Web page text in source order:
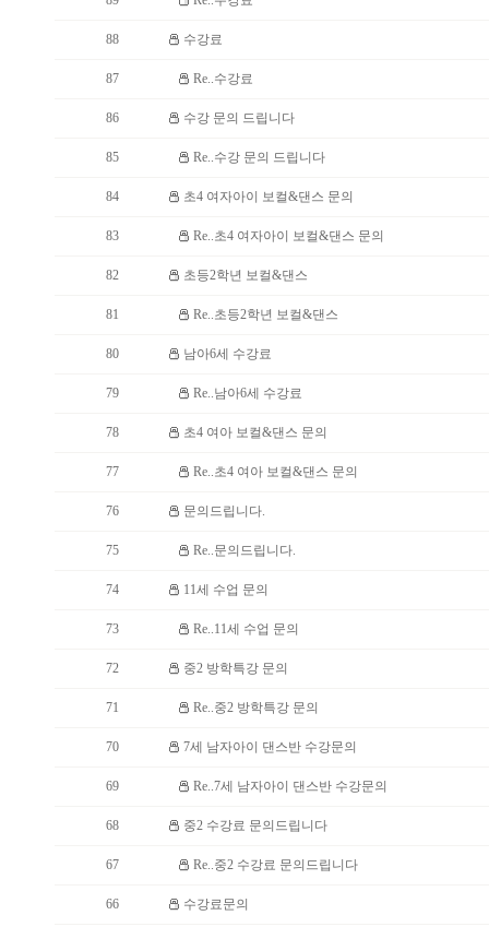
88 수강료
87 Re..수강료
86 수강 문의 드립니다
85 Re..수강 문의 드립니다
84 초4 여자아이 보컬&댄스 문의
83 Re..초4 여자아이 보컬&댄스 문의
82 초등2학년 보컬&댄스
81 Re..초등2학년 보컬&댄스
80 남아6세 수강료
79 Re..남아6세 수강료
78 초4 여아 보컬&댄스 문의
77 Re..초4 여아 보컬&댄스 문의
76 문의드립니다.
75 Re..문의드립니다.
74 11세 수업 문의
73 Re..11세 수업 문의
72 중2 방학특강 문의
71 Re..중2 방학특강 문의
70 7세 남자아이 댄스반 수강문의
69 Re..7세 남자아이 댄스반 수강문의
68 중2 수강료 문의드립니다
67 Re..중2 수강료 문의드립니다
66 수강료문의